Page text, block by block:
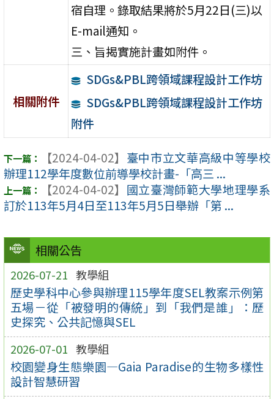
相關公告
2026-07-21 教學組
歷史學科中心參與辦理115學年度SEL教案示例第
五場－從「被發明的傳統」到「我們是誰」：歷
史探究、公共記憶與SEL
2026-07-01 教學組
校園變身生態樂園—Gaia Paradise的生物多樣性
設計智慧研習
宿自理。錄取結果將於5月22日(三)以
E-mail通知。
三、旨揭實施計畫如附件。
相關附件
SDGs&PBL跨領域課程設計工作坊
SDGs&PBL跨領域課程設計工作坊
附件
【2024-04-02】 臺中市立文華高級中等學校
辦理112學年度數位前導學校計畫-「高三 ...
【2024-04-02】 國立臺灣師範大學地理學系
訂於113年5月4日至113年5月5日舉辦「第 ...